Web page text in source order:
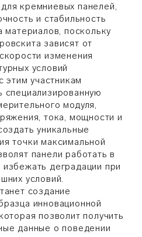
кремниевых панелей,
и стабильность
материалов, поскольку
зависят от
изменения
условий
этим участникам
специализированную
модуля,
тока, мощности и
уникальные
точки максимальной
панели работать в
деградации при
условий.
создание
инновационной
позволит получить
данные о поведении